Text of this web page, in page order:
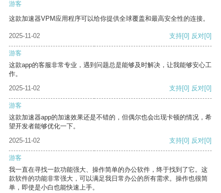
游客
这款加速器VPM应用程序可以给你提供全球覆盖和最高安全性的连接。
2025-11-02 支持[0] 反对[0]
游客
这款app的客服非常专业，遇到问题总是能够及时解决，让我能够安心工
作。
2025-11-02
支持[0] 反对[0]
游客
这款加速器app的加速效果还是不错的，但偶尔也会出现卡顿的情况，希
望开发者能够优化一下。
2025-11-02
支持[0] 反对[0]
游客
我一直在寻找一款功能强大、操作简单的办公软件，终于找到了它。这
款软件的功能非常强大，可以满足我日常办公的所有需求。操作也很简
单，即使是小白也能快速上手。